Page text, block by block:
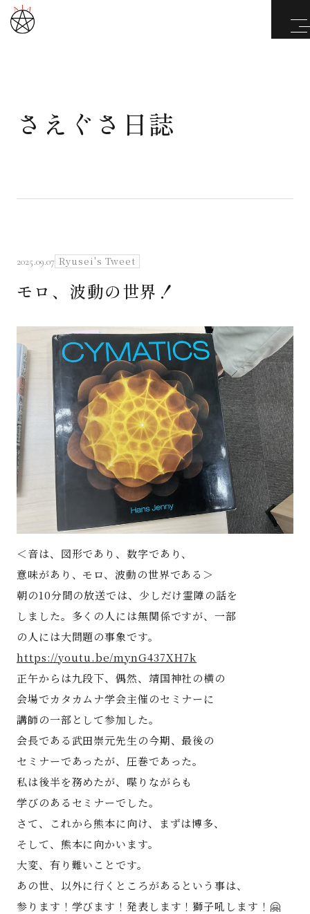
武道と医道
さえぐさ日誌
映像庫
著書
Godo AIAとは
お知らせ
特定商取引法に基づく表記
さえぐさ日誌
2025.09.07 Ryusei's Tweet
モロ、波動の世界！
＜音は、図形であり、数字であり、
意味があり、モロ、波動の世界である＞
朝の10分間の放送では、少しだけ霊障の話を
しました。多くの人には無関係ですが、一部
の人には大問題の事象です。
https://youtu.be/mynG437XH7k
正午からは九段下、偶然、靖国神社の横の
会場でカタカムナ学会主催のセミナーに
講師の一部として参加した。
会長である武田崇元先生の今期、最後の
セミナーであったが、圧巻であった。
私は後半を務めたが、喋りながらも
学びのあるセミナーでした。
さて、これから熊本に向け、まずは博多、
そして、熊本に向かいます。
大変、有り難いことです。
あの世、以外に行くところがあるという事は、
参ります！学びます！発表します！獅子吼します！🤗